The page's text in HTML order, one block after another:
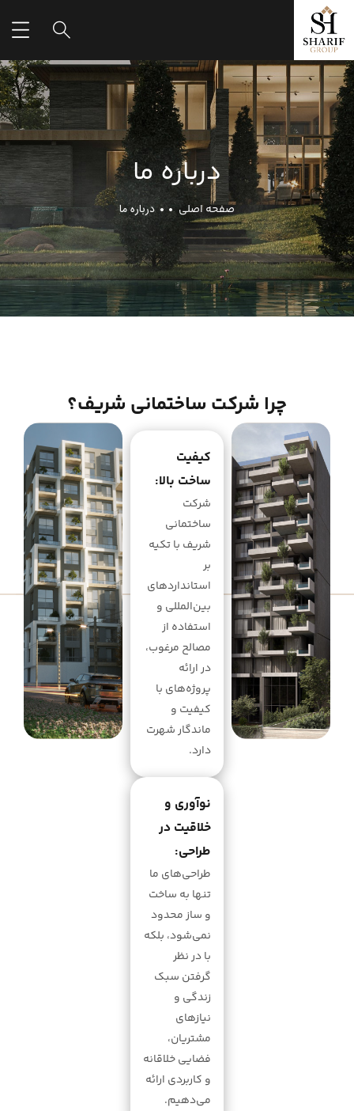
درباره ما
صفحه اصلی درباره ما
چرا شرکت ساختمانی شریف؟
کیفیت
ساخت بالا:
شرکت
ساختمانی
شریف با تکیه
بر
استانداردهای
بین‌المللی و
استفاده از
مصالح مرغوب،
در ارائه
پروژه‌های با
کیفیت و
ماندگار شهرت
دارد.
نوآوری و
خلاقیت در
طراحی:
طراحی‌های ما
تنها به ساخت
و ساز محدود
نمی‌شود، بلکه
با در نظر
گرفتن سبک
زندگی و
نیازهای
مشتریان،
فضایی خلاقانه
و کاربردی ارائه
می‌دهیم.